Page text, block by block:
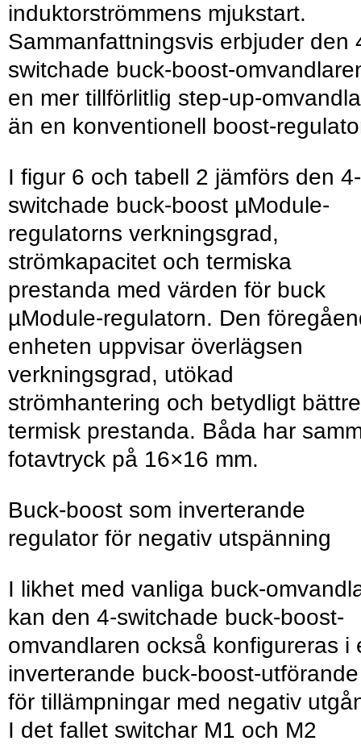
induktorströmmens mjukstart.
Sammanfattningsvis erbjuder den
switchade buck-boost-
en mer tillförlitlig step-up-
än en konventionell boost-
I figur 6 och tabell 2 jämförs den 4-
switchade buck-boost µModule-
regula­torns verkningsgrad,
strömkapacitet och termiska
prestanda med värden för buck
µModule-regulatorn. Den
enheten uppvisar överlägsen
verkningsgrad, ut­ökad
strömhantering och betydligt bättre
termisk prestanda. Båda har
fotavtryck på 16×16 mm.
Buck-boost som inverterande
regulator för negativ utspänning
I likhet med vanliga buck-
kan den 4-switchade buck-boost-
omvandlaren också konfigureras i
inverterande buck-boost-utförande
för tillämpningar med negativ
I det fallet switchar M1 och M2